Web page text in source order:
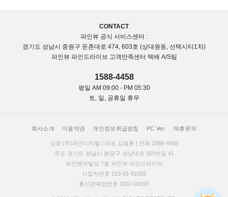
CONTACT
파인뷰 공식 서비스센터 :
경기도 성남시 중원구 둔촌대로 474, 603호 (상대원동, 선텍시티1차)
파인뷰 파인드라이브 고객만족센터 택배 A/S팀
1588-4458
평일 AM 09:00 - PM 05:30
토, 일, 공휴일 휴무
회사소개 이용약관 개인정보취급방침 PC Ver. 제휴문의
상호 (주)파인디지털 | 대표 김용훈 | 전화 1588-4458
주소 경기도 성남시 분당구 성남대로 925번길 41
파인벤처빌딩 7층 파인뷰 파인드라이브
사업자번호 213-81-91028
통신판매업번호 2002-00193